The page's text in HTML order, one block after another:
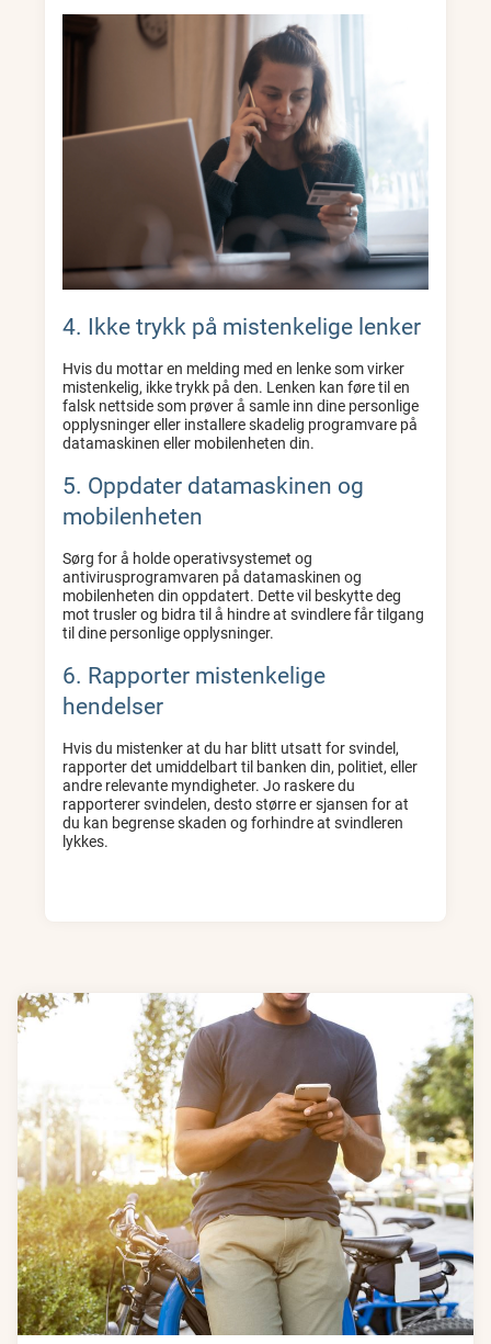
4. Ikke trykk på mistenkelige lenker
Hvis du mottar en melding med en lenke som virker
mistenkelig, ikke trykk på den. Lenken kan føre til en
falsk nettside som prøver å samle inn dine personlige
opplysninger eller installere skadelig programvare på
datamaskinen eller mobilenheten din.
5. Oppdater datamaskinen og
mobilenheten
Sørg for å holde operativsystemet og
antivirusprogramvaren på datamaskinen og
mobilenheten din oppdatert. Dette vil beskytte deg
mot trusler og bidra til å hindre at svindlere får tilgang
til dine personlige opplysninger.
6. Rapporter mistenkelige
hendelser
Hvis du mistenker at du har blitt utsatt for svindel,
rapporter det umiddelbart til banken din, politiet, eller
andre relevante myndigheter. Jo raskere du
rapporterer svindelen, desto større er sjansen for at
du kan begrense skaden og forhindre at svindleren
lykkes.